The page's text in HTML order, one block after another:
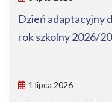
Dzień adaptacyjny
rok szkolny 2026/
1 lipca 2026